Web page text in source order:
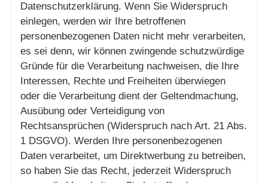
Datenschutzerklärung. Wenn Sie Widerspruch
einlegen, werden wir Ihre betroffenen
personenbezogenen Daten nicht mehr verarbeiten,
es sei denn, wir können zwingende schutzwürdige
Gründe für die Verarbeitung nachweisen, die Ihre
Interessen, Rechte und Freiheiten überwiegen
oder die Verarbeitung dient der Geltendmachung,
Ausübung oder Verteidigung von
Rechtsansprüchen (Widerspruch nach Art. 21 Abs.
1 DSGVO). Werden Ihre personenbezogenen
Daten verarbeitet, um Direktwerbung zu betreiben,
so haben Sie das Recht, jederzeit Widerspruch